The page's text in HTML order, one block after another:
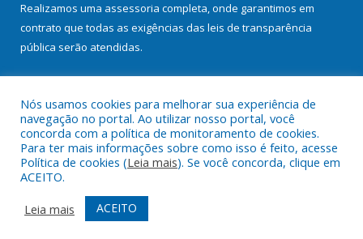
Realizamos uma assessoria completa, onde garantimos em
contrato que todas as exigências das leis de transparência
pública serão atendidas.
Todos os direitos reservados a Prefeitura Municipal de Bujaru.
Mapa do Site
Acessar Área Administrativa
Acessar Webmail
Nós usamos cookies para melhorar sua experiência de
navegação no portal. Ao utilizar nosso portal, você
concorda com a política de monitoramento de cookies.
Para ter mais informações sobre como isso é feito, acesse
Política de cookies (Leia mais). Se você concorda, clique em
ACEITO.
Leia mais
ACEITO